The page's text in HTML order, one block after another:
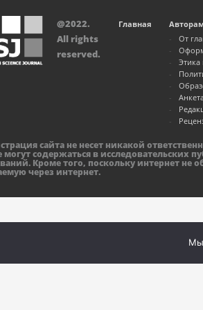
Главная
От
@2022.
All rights
reserved.
сайта не несет никакой
могут содержаться в исследовательских
Кроме того, поскольку интернет
через интернет.
Мы